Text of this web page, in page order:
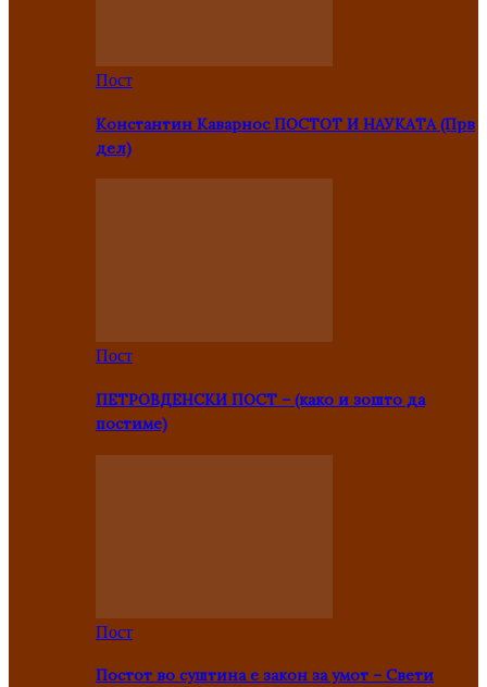
Пост
Константин Каварнос ПОСТОТ И НАУКАТА (Прв
дел)
Пост
ПЕТРОВДЕНСКИ ПОСТ – (како и зошто да
постиме)
Пост
Постот во суштина е закон за умот – Свети